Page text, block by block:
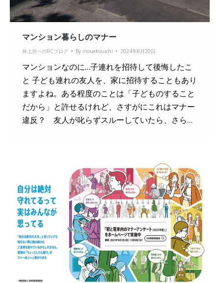
マンション暮らしのマナー
井上功一のRCブログ By inouekouichi 2024年8月20日
マンションなのに…子連れを招待して後悔したこ
と 子ども連れの友人を、家に招待することもあり
ますよね。ある程度のことは「子どものすること
だから」と許せるけれど、さすがにこれはマナー
違反？ 友人が叱らずスルーしていたら、さら…